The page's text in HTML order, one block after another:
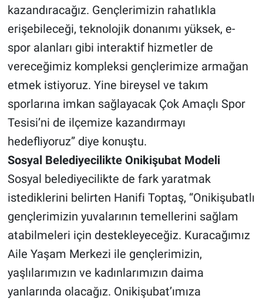
kazandıracağız. Gençlerimizin rahatlıkla
erişebileceği, teknolojik donanımı yüksek, e-
spor alanları gibi interaktif hizmetler de
vereceğimiz kompleksi gençlerimize armağan
etmek istiyoruz. Yine bireysel ve takım
sporlarına imkan sağlayacak Çok Amaçlı Spor
Tesisi’ni de ilçemize kazandırmayı
hedefliyoruz” diye konuştu.
Sosyal Belediyecilikte Onikişubat Modeli
Sosyal belediyecilikte de fark yaratmak
istediklerini belirten Hanifi Toptaş, “Onikişubatlı
gençlerimizin yuvalarının temellerini sağlam
atabilmeleri için destekleyeceğiz. Kuracağımız
Aile Yaşam Merkezi ile gençlerimizin,
yaşlılarımızın ve kadınlarımızın daima
yanlarında olacağız. Onikişubat’ımıza